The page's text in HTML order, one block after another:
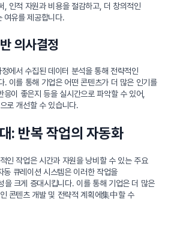
, 인적 자원과 비용을 절감하고, 더 창의적인
여유를 제공합니다.
의사결정
에서 수집된 데이터 분석을 통해 전략적인
. 이를 통해 기업은 어떤 콘텐츠가 더 많은 인기를
응이 좋은지 등을 실시간으로 파악할 수 있어,
로 개선할 수 있습니다.
: 반복 작업의 자동화
인 작업은 시간과 자원을 낭비할 수 있는 주요
동 큐레이션 시스템은 이러한 작업을
을 크게 증대시킵니다. 이를 통해 기업은 더 많은
콘텐츠 개발 및 전략적 계획에集中할 수